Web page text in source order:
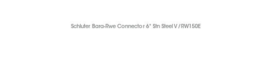
Schluter Bara-Rwe Connector 6" Stn Steel V/RW150E